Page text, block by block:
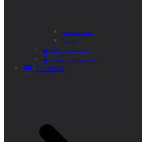
Punto de Lectura
Bibliobús
Velatorio y Cementerio
Atención al Ciudadano CAM
Turismo